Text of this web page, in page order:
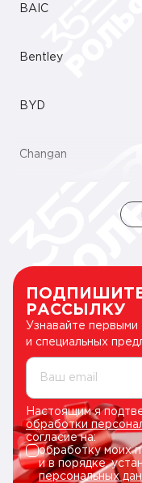
BAIC
Bentley
BYD
Changan
РАССЫЛКУ
Узнавайте первыми
и специальных
Ваш email
Настоящим я
обработки
согласие на:
обработку моих
и в порядке,
персональных